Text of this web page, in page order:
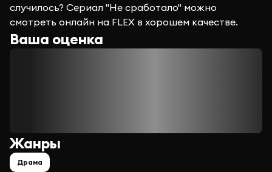
случилось? Сериал "Не сработало" можно
смотреть онлайн на FLEX в хорошем качестве.
Ваша оценка
Жанры
Драма